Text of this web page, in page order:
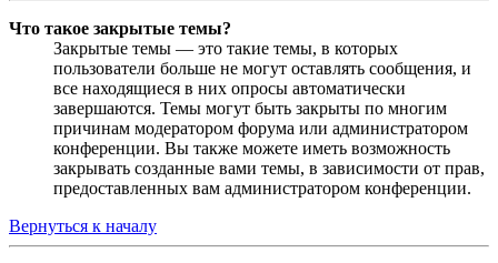
Что такое закрытые темы?
Закрытые темы — это такие темы, в которых
пользователи больше не могут оставлять сообщения, и
все находящиеся в них опросы автоматически
завершаются. Темы могут быть закрыты по многим
причинам модератором форума или администратором
конференции. Вы также можете иметь возможность
закрывать созданные вами темы, в зависимости от прав,
предоставленных вам администратором конференции.
Вернуться к началу